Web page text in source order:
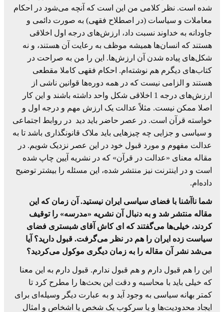
شده است. نظر کلامی من این است که آنچه می‌شود در احکام
معاملات و سیاسات (در اصطلاح فقهی) به صورت دائمی و
جاودانه به خداوند نسبت داد، ارزش‌های درجه اول اخلاقی
هستند که انسان‌ها همیشه موظف به رعایت آن هستند، و نه
شکل‌های پیاده شدن آن ارزش‌ها. این را من به صراحت در
کتاب‌های دیگرم هم نوشته‌ام. احکام فقهی کاملا مقطعی
هستند و الزامی نیست که در همه دوره‌ها قوانین ناشی از
ارزش‌های درجه 1 اخلاقی شکل‌ واحد داشته باشند و این کار
اصلا ممکن نیست. مثلاً عدالت یک ارزش مهم و درجه اول و
خواسته قرآن است. در عصر حاضر باید دید در روابط اجتماعی
و سیاسی و جزایی چه چیزهایی باید ملاک قانونگذاری باشد تا به
عدالت مفهوم و مورد قبول خود در این عصر نزدیک شویم. در
مقاله معنای «عدالت در قرآن» که در نشریه آیین چاپ شده‌
است و در اینترنت نیز منتشر شده، این مسئله را بیشتر توضیح
داده‌ام.
شما ناآشنا با فضای سیاسی ایران نیستید. آن زمان که این
مقاله منتشر شد و به دنبال آن نشریه «مدرسه» را توقیف
کردند، خیلی‌ها می‌گفتند که ای کاش آقای شبستری فضای
سیاست زده ایران را هم در نظر می‌گرفت. قبول دارید؟ آیا
می‌شد نشر آن مقاله را به زمان دیگری موکول می‌کردید؟
این را هم قبول دارم و هم قبول ندارم. قبول دارم به این معنا
که خیلی باید با محاسبه و دقت این بحث‌ها را مطرح کرد تا
کمتر بهانه سیاسی به وجود آید و به عبارت دیگر وسیله‌ای برای
ایجاد محدودیت‌ها و یا سرکوب یک شخص یا اشخاص و امثال